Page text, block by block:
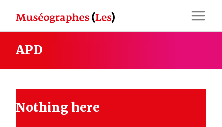
content
APD
Nothing here